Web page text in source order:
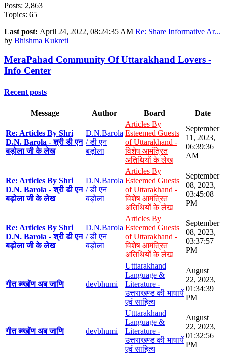
Posts: 2,863
Topics: 65
Last post: April 24, 2022, 08:24:35 AM Re: Share Informative Ar...
by Bhishma Kukreti
MeraPahad Community Of Uttarakhand Lovers -
Info Center
Recent posts
Message Author Board Date
Re: Articles By Shri
D.N. Barola - श्री डी एन
बड़ोला जी के लेख
D.N.Barola
/ डी एन
बड़ोला
Articles By
Esteemed Guests
of Uttarakhand -
विशेष आमंत्रित
अतिथियों के लेख
September
11, 2023,
06:39:36
AM
Re: Articles By Shri
D.N. Barola - श्री डी एन
बड़ोला जी के लेख
D.N.Barola
/ डी एन
बड़ोला
Articles By
Esteemed Guests
of Uttarakhand -
विशेष आमंत्रित
अतिथियों के लेख
September
08, 2023,
03:45:08
PM
Re: Articles By Shri
D.N. Barola - श्री डी एन
बड़ोला जी के लेख
D.N.Barola
/ डी एन
बड़ोला
Articles By
Esteemed Guests
of Uttarakhand -
विशेष आमंत्रित
अतिथियों के लेख
September
08, 2023,
03:37:57
PM
गीत ब्य्खोंण अब जाणि devbhumi
Utttarakhand
Language &
Literature -
उत्तराखण्ड की भाषायें
एवं साहित्य
August
22, 2023,
01:34:39
PM
गीत ब्य्खोंण अब जाणि devbhumi
Utttarakhand
Language &
Literature -
उत्तराखण्ड की भाषायें
एवं साहित्य
August
22, 2023,
01:32:56
PM